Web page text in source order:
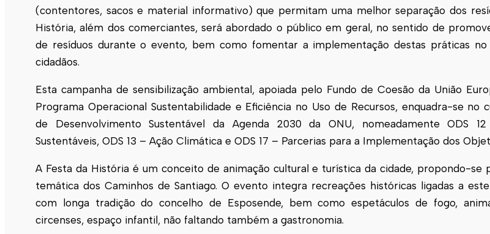
(contentores, sacos e material informativo) que permitam uma melhor separação dos
História, além dos comerciantes, será abordado o público em geral, no sentido de
de resíduos durante o evento, bem como fomentar a implementação destas práticas
cidadãos.
Esta campanha de sensibilização ambiental, apoiada pelo Fundo de Coesão da União
Programa Operacional Sustentabilidade e Eficiência no Uso de Recursos, enquadra-se no
de Desenvolvimento Sustentável da Agenda 2030 da ONU, nomeadamente ODS
Sustentáveis, ODS 13 – Ação Climática e ODS 17 – Parcerias para a Implementação dos
A Festa da História é um conceito de animação cultural e turística da cidade, propondo-se
temática dos Caminhos de Santiago. O evento integra recreações históricas ligadas a
com longa tradição do concelho de Esposende, bem como espetáculos de fogo,
circenses, espaço infantil, não faltando também a gastronomia.